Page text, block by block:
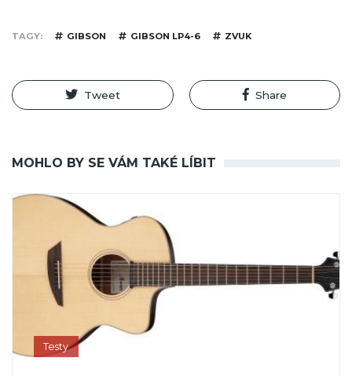
TAGY GIBSON GIBSON LP4-6 ZVUK
Tweet Share
MOHLO BY SE VÁM TAKÉ LÍBIT
Testy